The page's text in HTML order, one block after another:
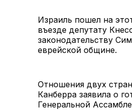
Израиль пошел на
въезде депутату
законодательству
еврейской общине.
Отношения двух
Канберра заявила о
Генеральной